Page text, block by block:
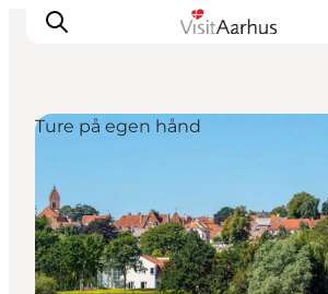
Oplevelser
Kalender
Byer og steder
Planlæg ferien
Ture på egen hånd